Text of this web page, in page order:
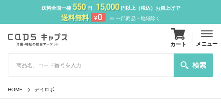
送料全国一律 550円 15,000円以上（税込）お買上げで
送料無料 ¥0 ※ 一部商品・地域除く
検索
カート メニュー
HOME デイロボ